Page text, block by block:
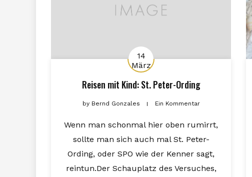
14
März
Reisen mit Kind: St. Peter-Ording
byBernd Gonzales Ein Kommentar
Wenn man schonmal hier oben rumirrt,
sollte man sich auch mal St. Peter-
Ording, oder SPO wie der Kenner sagt,
reintun.Der Schauplatz des Versuches,